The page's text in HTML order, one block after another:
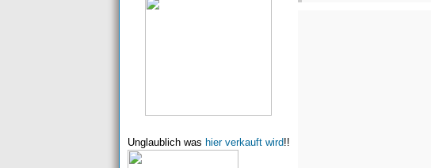
Unglaublich was hier verkauft wird!!